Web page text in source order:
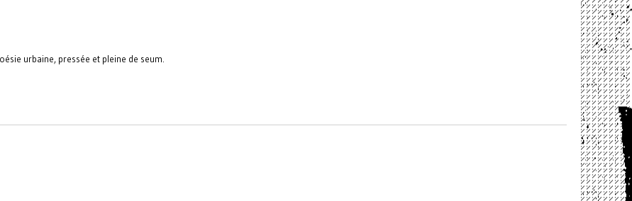
urbaine, pressée et pleine de seum.